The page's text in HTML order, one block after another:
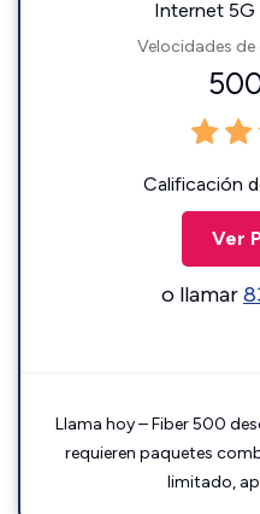
Internet 5G
Velocidades
Calificación
Ver
o llamar
Llama hoy – Fiber 500
requieren paquetes
limitado,